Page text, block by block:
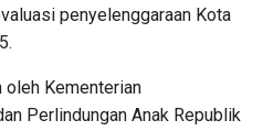
penyelenggaraan Kota
oleh Kementerian
Perlindungan Anak Republik